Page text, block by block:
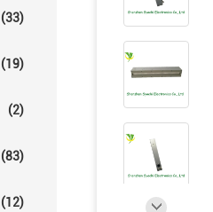
(33)
(19)
(2)
(83)
(12)